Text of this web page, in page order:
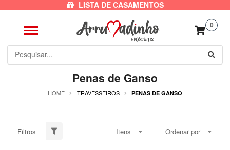
LISTA DE CASAMENTOS
0
Penas de Ganso
HOME TRAVESSEIROS PENAS DE GANSO
Filtros Itens Ordenar por